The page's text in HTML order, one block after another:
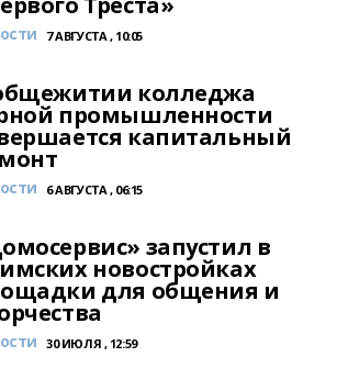
7 АВГУСТА , 10:05
колледжа
промышленности
капитальный
6 АВГУСТА , 06:15
запустил в
новостройках
для общения и
30 ИЮЛЯ , 12:59